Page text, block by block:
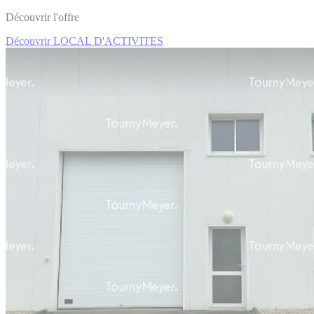
Découvrir l'offre
Découvrir LOCAL D'ACTIVITES